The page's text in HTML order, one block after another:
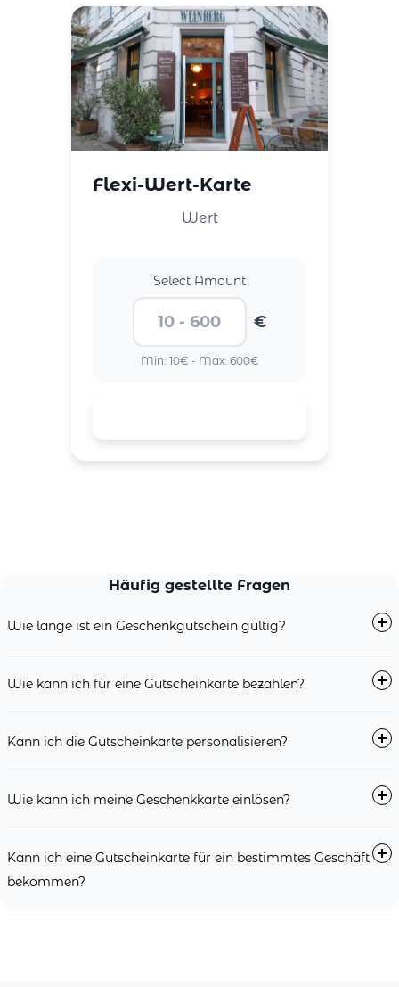
Flexi-Wert-Karte
Wert
Select Amount
€
Min: 10€ - Max: 600€
Häufig gestellte Fragen
Wie lange ist ein Geschenkgutschein gültig?
Wie kann ich für eine Gutscheinkarte bezahlen?
Kann ich die Gutscheinkarte personalisieren?
Wie kann ich meine Geschenkkarte einlösen?
Kann ich eine Gutscheinkarte für ein bestimmtes Geschäft
bekommen?